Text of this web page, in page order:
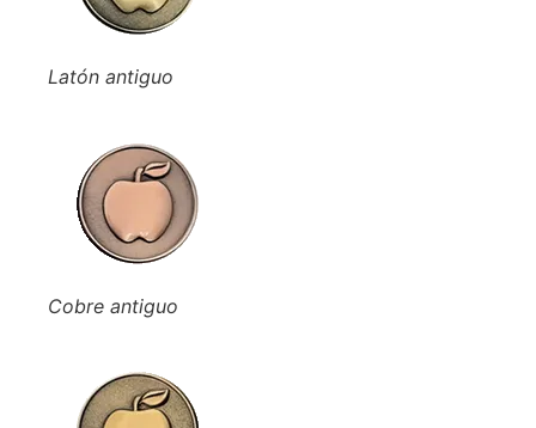
Latón antiguo
Cobre antiguo